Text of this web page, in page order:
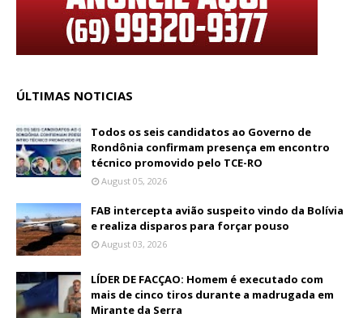
ÚLTIMAS NOTICIAS
Todos os seis candidatos ao Governo de
Rondônia confirmam presença em encontro
técnico promovido pelo TCE-RO
August 05, 2026
FAB intercepta avião suspeito vindo da Bolívia
e realiza disparos para forçar pouso
August 03, 2026
LÍDER DE FACÇAO: Homem é executado com
mais de cinco tiros durante a madrugada em
Mirante da Serra